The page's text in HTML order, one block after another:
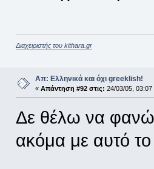
Διαχειριστής του kithara.gr
Απ: Ελληνικά και όχι greeklish!
« Απάντηση #92 στις: 24/03/05, 03:07
Δε θέλω να
ακόμα με αυτό